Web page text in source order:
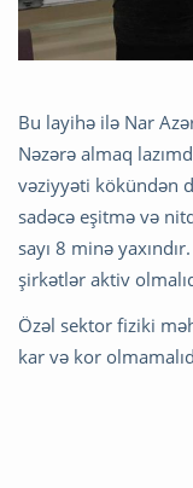
Bu layihə ilə Nar
Nəzərə almaq
vəziyyəti kökündən
sadəcə eşitmə və
sayı 8 minə
şirkətlər aktiv
Özəl sektor fiziki
kar və kor